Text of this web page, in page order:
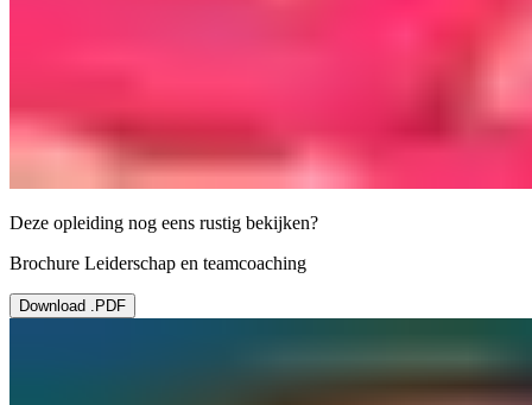
Deze opleiding nog eens rustig bekijken?
Brochure Leiderschap en teamcoaching
Download .PDF